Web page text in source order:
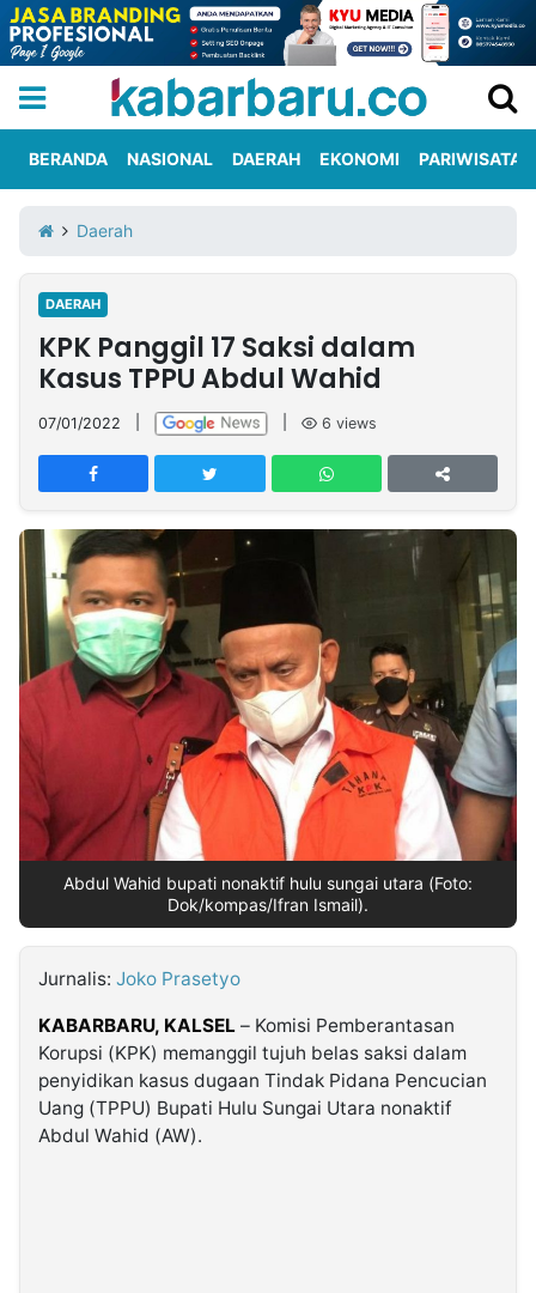
Iklan
Berita
Kami
Nasional
International
Olahraga
Entertainment
Daerah
Pariwisata
Kuliner
Kolom
Network
PT
TREETAN
MULTIMEDIA
INDONESIA
Partner
NTB
Time
IDN
Jogja
Rakyat
News
Notice
Dinamikapost.com
Baru
Seedbacklink
Follow
Kabarbaru
Kabarbaru.co
BERANDA NASIONAL DAERAH EKONOMI PARIWISATA
Daerah
DAERAH
KPK Panggil 17 Saksi dalam
Kasus TPPU Abdul Wahid
07/01/2022 6 views
Abdul Wahid bupati nonaktif hulu sungai utara (Foto:
Dok/kompas/Ifran Ismail).
Jurnalis: Joko Prasetyo
KABARBARU, KALSEL – Komisi Pemberantasan
Korupsi (KPK) memanggil tujuh belas saksi dalam
penyidikan kasus dugaan Tindak Pidana Pencucian
Uang (TPPU) Bupati Hulu Sungai Utara nonaktif
Abdul Wahid (AW).